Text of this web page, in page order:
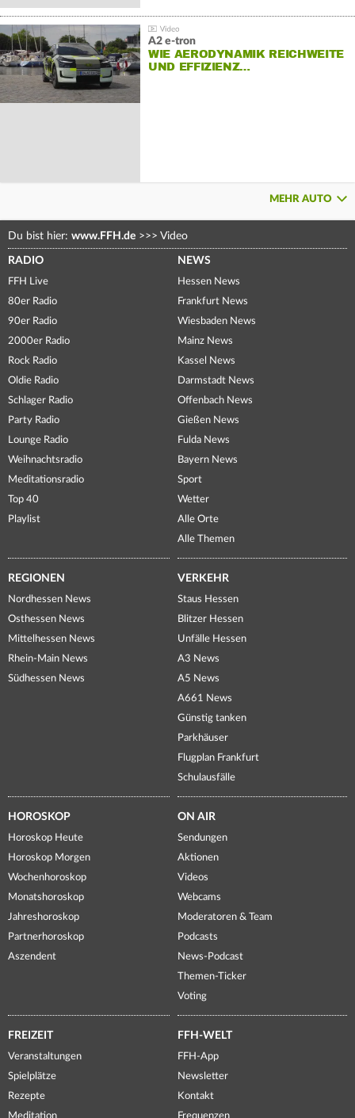
A2 e-tron
WIE AERODYNAMIK REICHWEITE
UND EFFIZIENZ…
MEHR AUTO
Du bist hier: www.FFH.de >>> Video
RADIO
FFH Live
80er Radio
90er Radio
2000er Radio
Rock Radio
Oldie Radio
Schlager Radio
Party Radio
Lounge Radio
Weihnachtsradio
Meditationsradio
Top 40
Playlist
NEWS
Hessen News
Frankfurt News
Wiesbaden News
Mainz News
Kassel News
Darmstadt News
Offenbach News
Gießen News
Fulda News
Bayern News
Sport
Wetter
Alle Orte
Alle Themen
REGIONEN
Nordhessen News
Osthessen News
Mittelhessen News
Rhein-Main News
Südhessen News
VERKEHR
Staus Hessen
Blitzer Hessen
Unfälle Hessen
A3 News
A5 News
A661 News
Günstig tanken
Parkhäuser
Flugplan Frankfurt
Schulausfälle
HOROSKOP
Horoskop Heute
Horoskop Morgen
Wochenhoroskop
Monatshoroskop
Jahreshoroskop
Partnerhoroskop
Aszendent
ON AIR
Sendungen
Aktionen
Videos
Webcams
Moderatoren & Team
Podcasts
News-Podcast
Themen-Ticker
Voting
FREIZEIT
Veranstaltungen
Spielplätze
Rezepte
Meditation
FFH-WELT
FFH-App
Newsletter
Kontakt
Frequenzen